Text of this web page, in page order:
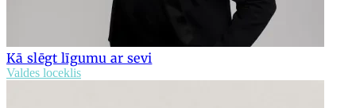
Kā slēgt līgumu ar sevi
Valdes loceklis